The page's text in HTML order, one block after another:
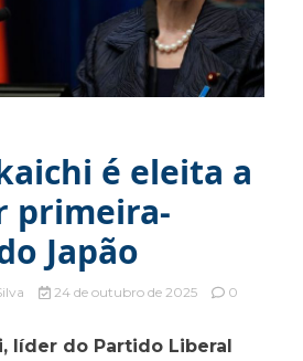
é eleita a
primeira-
Japão
24 de outubro de 2025
0
líder do Partido Liberal